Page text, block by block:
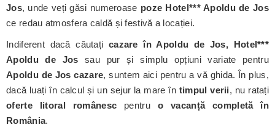
Jos, unde veți găsi numeroase poze Hotel*** Apoldu de Jos
ce redau atmosfera caldă și festivă a locației.
Indiferent dacă căutați cazare în Apoldu de Jos, Hotel***
Apoldu de Jos sau pur și simplu opțiuni variate pentru
Apoldu de Jos cazare, suntem aici pentru a vă ghida. În plus,
dacă luați în calcul și un sejur la mare în timpul verii, nu ratați
oferte litoral românesc pentru o vacanță completă în
România.